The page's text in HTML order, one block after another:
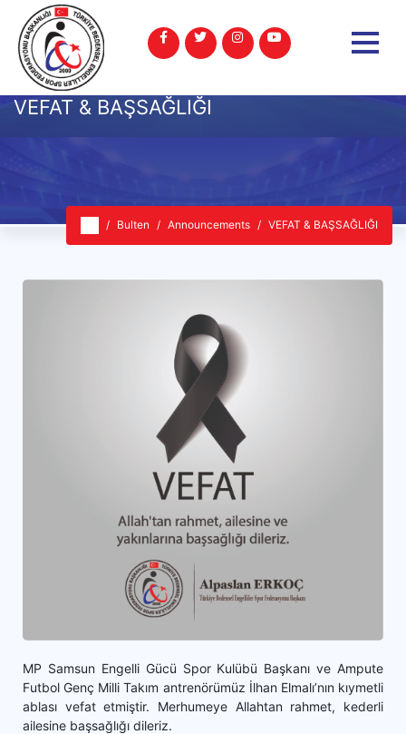
VEFAT & BAŞSAĞLIĞI
Bulten Announcements VEFAT & BAŞSAĞLIĞI
MP Samsun Engelli Gücü Spor Kulübü Başkanı ve Ampute
Futbol Genç Milli Takım antrenörümüz İlhan Elmalı’nın kıymetli
ablası vefat etmiştir. Merhumeye Allahtan rahmet, kederli
ailesine başsağlığı dileriz.